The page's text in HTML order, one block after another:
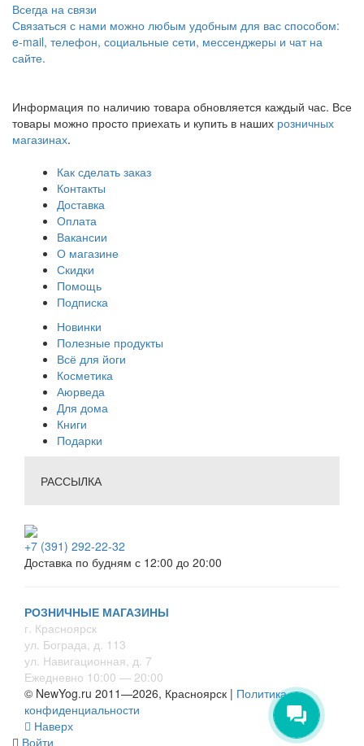
Всегда на связи
Связаться с нами можно любым удобным для вас способом:
e-mail, телефон, социальные сети, мессенджеры и чат на
сайте.
Информация по наличию товара обновляется каждый час. Все
товары можно просто приехать и купить в наших розничных
магазинах.
Как сделать заказ
Контакты
Доставка
Оплата
Вакансии
О магазине
Скидки
Помощь
Подписка
Новинки
Полезные продукты
Всё для йоги
Косметика
Аюрведа
Для дома
Книги
Подарки
РАССЫЛКА
+7 (391) 292-22-32
Доставка по будням с 12:00 до 20:00
РОЗНИЧНЫЕ МАГАЗИНЫ
г. Красноярск
ул. Бограда, д. 113
ул. Навигационная, д. 7
Ежедневно 10:00 — 20:00
© NewYog.ru 2011—2026, Красноярск | Политика
конфиденциальности
Наверх
Войти